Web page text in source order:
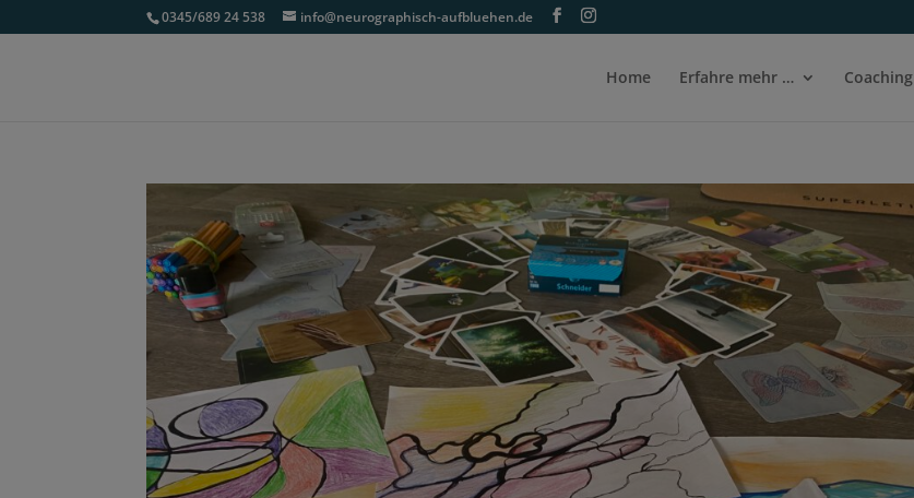
0345/689 24 538 info@neurographisch-aufbluehen.de
Home Erfahre mehr … Coaching